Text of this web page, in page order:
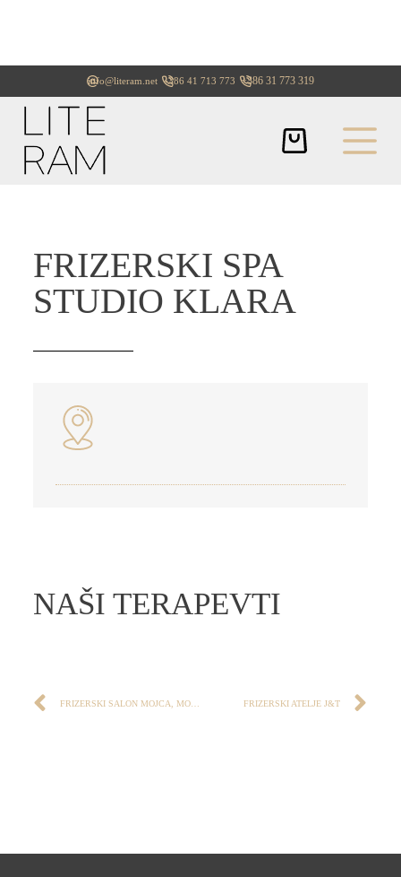
info@literam.net +386 41 713 773 +386 31 773 319
FRIZERSKI SPA
STUDIO KLARA
NAŠI TERAPEVTI
FRIZERSKI SALON MOJCA, MOJCA HVASTIJA S.P. LITERAM INSTITUTE FRIZERSKI ATELJE J&T